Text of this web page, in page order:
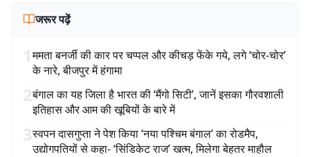
जरूर पढ़ें
1ममता बनर्जी की कार पर चप्पल और कीचड़ फेंके गये, लगे ‘चोर-चोर’
के नारे, बीजपुर में हंगामा
2बंगाल का यह जिला है भारत की ‘मैंगो सिटी’, जानें इसका गौरवशाली
इतिहास और आम की खूबियों के बारे में
3स्वपन दासगुप्ता ने पेश किया ‘नया पश्चिम बंगाल’ का रोडमैप,
उद्योगपतियों से कहा- ‘सिंडिकेट राज’ खत्म, मिलेगा बेहतर माहौल